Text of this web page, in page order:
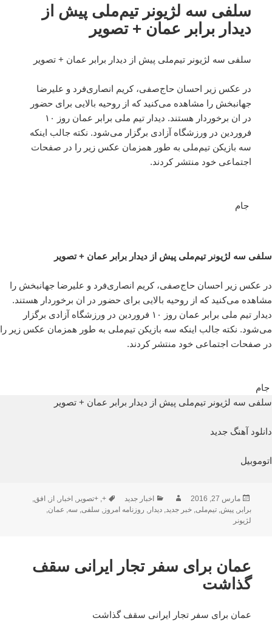
سلفی سه لژیونر تیم‌ملی پیش از
دیدار برابر عمان + تصویر
سلفی سه لژیونر تیم‌ملی پیش از دیدار برابر عمان + تصویر
در عکس زیر احسان حاج‌صفی، کریم انصاری‌فرد و علیرضا
جهانبخش را مشاهده می‌کنید که از روحیه بالایی برای حضور
در ان برخوردار هستند. دیدار تیم ملی برابر عمان روز ۱۰
فروردین در ورزشگاه آزادی برگزار می‌شود. نکته جالب اینکه
سه بازیکن تیم‌ملی به طور همزمان عکس زیر را در صفحات
اجتماعی خود منتشر کردند.
جام
سلفی سه لژیونر تیم‌ملی پیش از دیدار برابر عمان + تصویر
در عکس زیر احسان حاج‌صفی، کریم انصاری‌فرد و علیرضا جهانبخش را
مشاهده می‌کنید که از روحیه بالایی برای حضور در ان برخوردار هستند.
دیدار تیم ملی برابر عمان روز ۱۰ فروردین در ورزشگاه آزادی برگزار
می‌شود. نکته جالب اینکه سه بازیکن تیم‌ملی به طور همزمان عکس زیر را
در صفحات اجتماعی خود منتشر کردند.
جام
سلفی سه لژیونر تیم‌ملی پیش از دیدار برابر عمان + تصویر
دانلود آهنگ جدید
اتوموبیل
ارسال
شده
در
مارس 27, 2016 نویسندهدسته‌ها
اخبار جدید برچسب‌ها
+
,+تصویر, اخبار, از, افق,
برابر,پیش,تیم‌ملی,خبر جدید,دیدار, روزنامه امروز, سلفی, سه, عمان,
لژیونر
عمان برای سفر تجار ایرانی سقف
گذاشت
عمان برای سفر تجار ایرانی سقف گذاشت